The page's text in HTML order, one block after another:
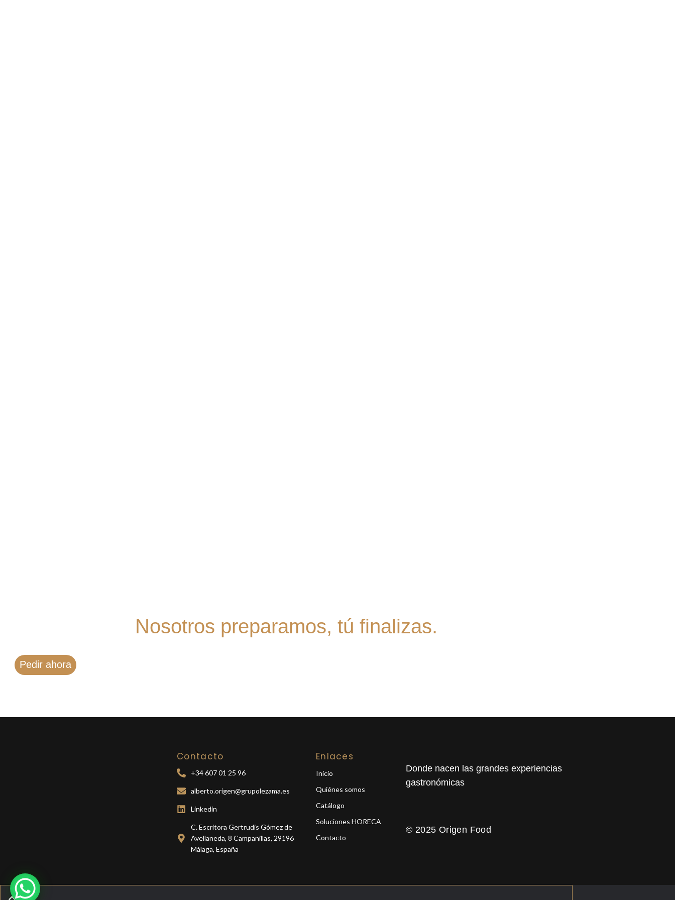
Nosotros preparamos, tú finalizas.
Pedir ahora
Contacto
+34 607 01 25 96
alberto.origen@grupolezama.es
Linkedin
C. Escritora Gertrudis Gómez de
Avellaneda, 8 Campanillas, 29196
Málaga, España
Enlaces
Inicio
Quiénes somos
Catálogo
Soluciones HORECA
Contacto
Donde nacen las grandes experiencias
gastronómicas
© 2025 Origen Food